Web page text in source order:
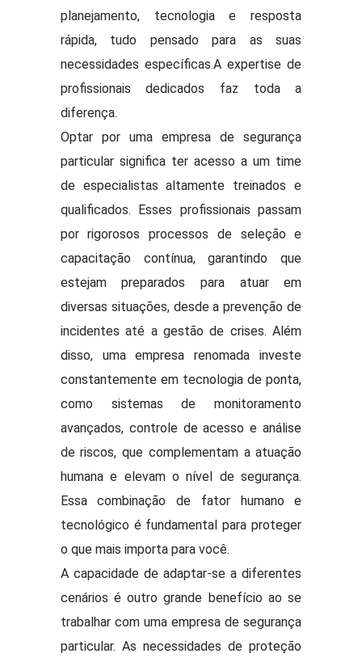
planejamento, tecnologia e resposta
rápida, tudo pensado para as suas
necessidades específicas.A expertise de
profissionais dedicados faz toda a
diferença.
Optar por uma empresa de segurança
particular significa ter acesso a um time
de especialistas altamente treinados e
qualificados. Esses profissionais passam
por rigorosos processos de seleção e
capacitação contínua, garantindo que
estejam preparados para atuar em
diversas situações, desde a prevenção de
incidentes até a gestão de crises. Além
disso, uma empresa renomada investe
constantemente em tecnologia de ponta,
como sistemas de monitoramento
avançados, controle de acesso e análise
de riscos, que complementam a atuação
humana e elevam o nível de segurança.
Essa combinação de fator humano e
tecnológico é fundamental para proteger
o que mais importa para você.
A capacidade de adaptar-se a diferentes
cenários é outro grande benefício ao se
trabalhar com uma empresa de segurança
particular. As necessidades de proteção